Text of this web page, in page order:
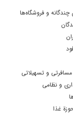
چندگانه و فروشگاه‌ها
و تسهیلاتی
و نظامی
غذا